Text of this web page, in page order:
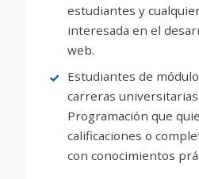
estudiantes y
interesada en el
web.
Estudiantes de
carreras
Programación que
calificaciones o
con conocimientos